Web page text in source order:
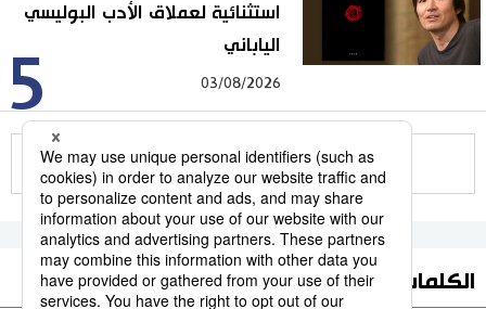
5
استثنائية لعملاق الأدب البوليسي
الياباني
03/08/2026
للمزيد
الكلمات الأكثر بحثا